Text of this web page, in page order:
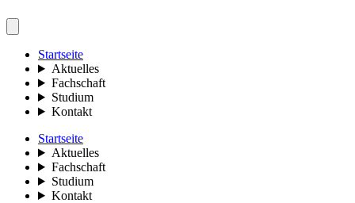
Startseite
Aktuelles
Fachschaft
Studium
Kontakt
Startseite
Aktuelles
Fachschaft
Studium
Kontakt